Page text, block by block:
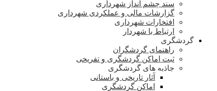
سند چشم انداز شهرداری
گزارشات مالی و عملکردی شهرداری
افتخارات شهرداری
ارتباط با شهردار
گردشگری
راهنمای گردشگران
ثبت اماکن گردشگری و تفریحی
جاذبه های گردشگری
آثار تاریخی و باستانی
اماکن گردشگری